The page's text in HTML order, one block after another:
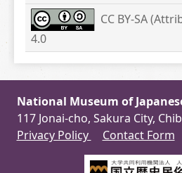
CC BY-SA
4.0
National Museum of
117 Jonai-cho, Sakura City,
Privacy Policy
Contact Form